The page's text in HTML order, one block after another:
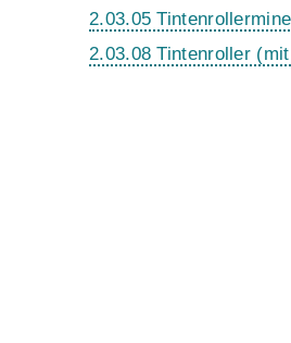
2.03.05
2.03.08 Tintenroller